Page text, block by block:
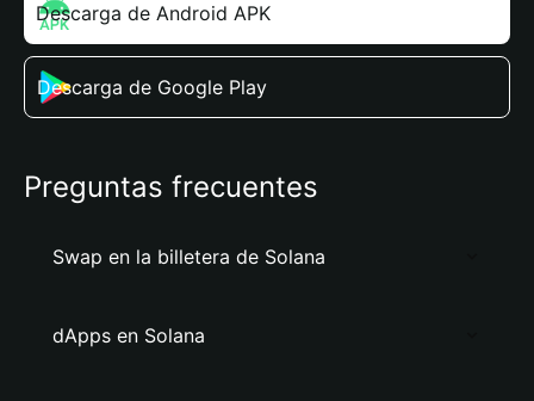
Descarga de Android APK
Descarga de Google Play
Preguntas frecuentes
Swap en la billetera de Solana
dApps en Solana